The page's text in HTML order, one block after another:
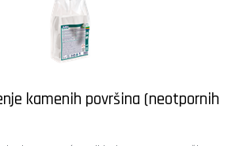
kamenih površina (neotpornih